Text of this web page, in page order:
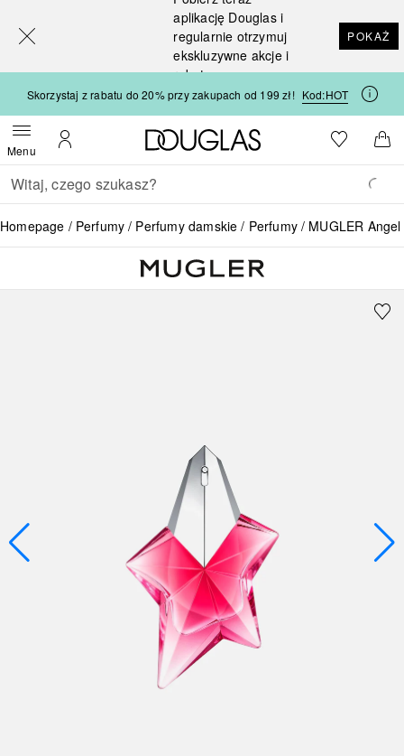
aplikację Douglas i
regularnie otrzymuj
ekskluzywne akcje i
rabaty
POKAŻ
Skorzystaj z rabatu do 20% przy zakupach od 199 zł! Kod:HOT
MenuOtwórz menuMoje konto
Strona główna Douglas
Do listyDo
Wracać
Wykonaj wyszukiwanie
Homepage Perfumy Perfumy damskie Perfumy MUGLER
[navigation.slideout.screenreader]